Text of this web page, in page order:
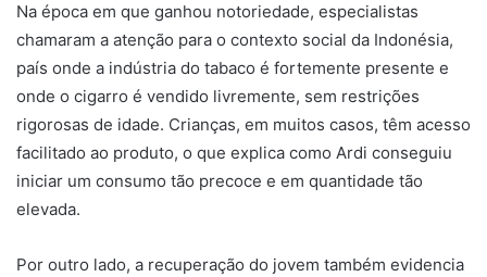
Na época em que ganhou notoriedade, especialistas
chamaram a atenção para o contexto social da Indonésia,
país onde a indústria do tabaco é fortemente presente e
onde o cigarro é vendido livremente, sem restrições
rigorosas de idade. Crianças, em muitos casos, têm acesso
facilitado ao produto, o que explica como Ardi conseguiu
iniciar um consumo tão precoce e em quantidade tão
elevada.
Por outro lado, a recuperação do jovem também evidencia